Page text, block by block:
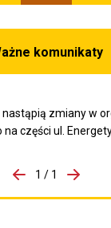
komunikaty
nastąpią zmiany w
części ul.
1 / 1